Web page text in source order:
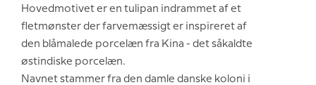
Hovedmotivet er en tulipan indrammet af et
fletmønster der farvemæssigt er inspireret af
den blåmalede porcelæn fra Kina - det såkaldte
østindiske porcelæn.
Navnet stammer fra den damle danske koloni i